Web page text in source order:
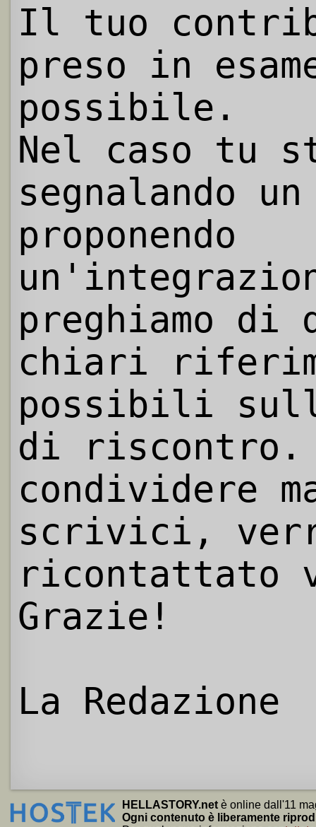
Il tuo
preso in
possibile.
Nel caso tu
segnalando
proponendo
preghiamo
chiari
possibili
di riscontro.
condividere
scrivici,
ricontattato
Grazie!
La Redazione
HELLASTORY.net è online dall'11
Ogni contenuto è liberamente